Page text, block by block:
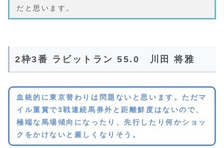
だと思います。
2枠3番 ラビットラン 55.0 川田 将雅
血統的に東京替わりは問題ないと思います。ただマ
イル重賞で3戦連続馬券外と距離鮮度はないので、
極端な馬場傾向になったり、先行したり何かショッ
クをかけないと厳しくなりそう。